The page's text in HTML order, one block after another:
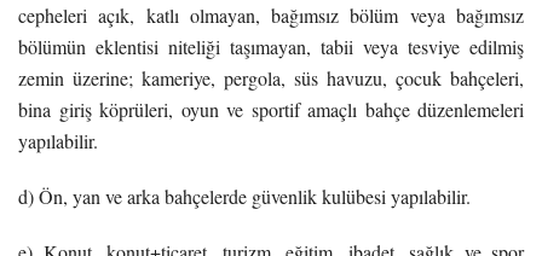
cepheleri açık, katlı olmayan, bağımsız bölüm veya bağımsız
bölümün eklentisi niteliği taşımayan, tabii veya tesviye edilmiş
zemin üzerine; kameriye, pergola, süs havuzu, çocuk bahçeleri,
bina giriş köprüleri, oyun ve sportif amaçlı bahçe düzenlemeleri
yapılabilir.
d) Ön, yan ve arka bahçelerde güvenlik kulübesi yapılabilir.